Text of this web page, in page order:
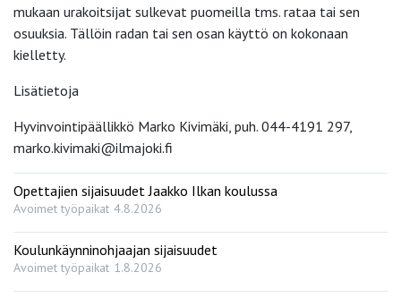
mukaan urakoitsijat sulkevat puomeilla tms. rataa tai sen
osuuksia. Tällöin radan tai sen osan käyttö on kokonaan
kielletty.
Lisätietoja
Hyvinvointipäällikkö Marko Kivimäki, puh. 044-4191 297,
marko.kivimaki@ilmajoki.fi
Opettajien sijaisuudet Jaakko Ilkan koulussa
Avoimet työpaikat 4.8.2026
Koulunkäynninohjaajan sijaisuudet
Avoimet työpaikat 1.8.2026